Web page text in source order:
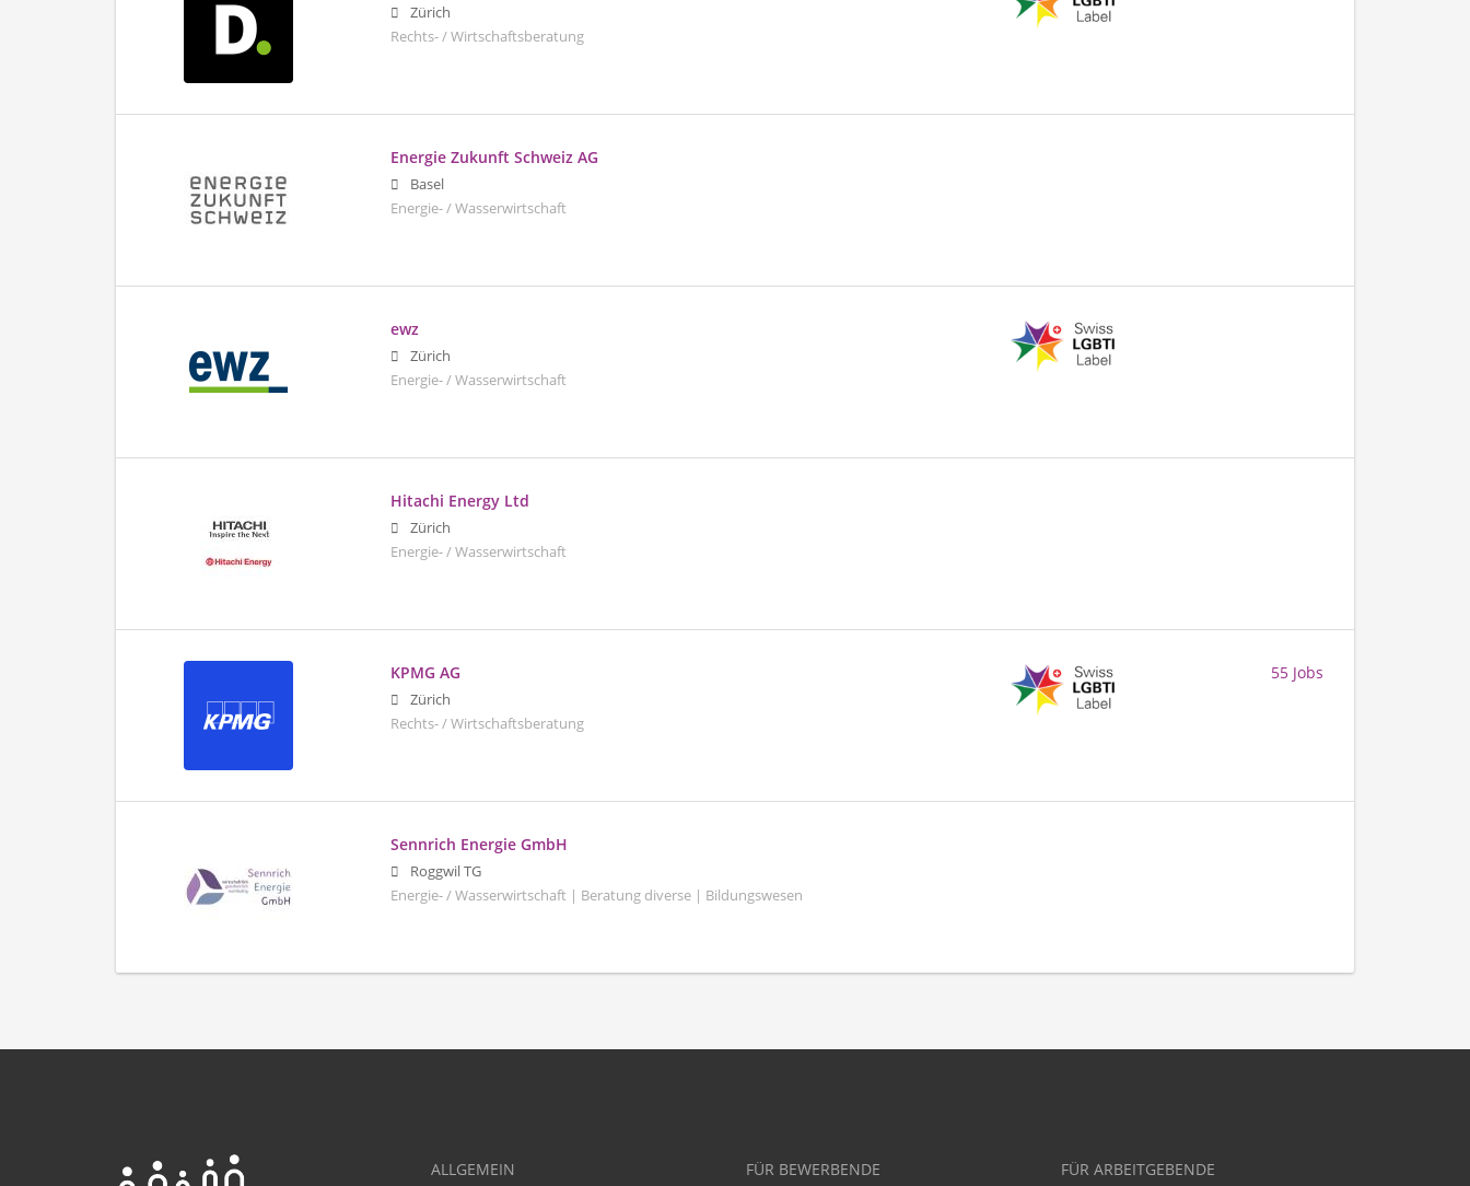
Zürich
Rechts- / Wirtschaftsberatung
Energie Zukunft Schweiz AG
Basel
Energie- / Wasserwirtschaft
ewz
Zürich
Energie- / Wasserwirtschaft
Hitachi Energy Ltd
Zürich
Energie- / Wasserwirtschaft
KPMG AG
Zürich
Rechts- / Wirtschaftsberatung
55 Jobs
Sennrich Energie GmbH
Roggwil TG
Energie- / Wasserwirtschaft | Beratung diverse | Bildungswesen
ALLGEMEIN FÜR BEWERBENDE FÜR ARBEITGEBENDE